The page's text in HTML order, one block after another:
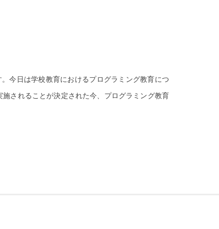
今日は学校教育におけるプログラミング教育につ
されることが決定された今、プログラミング教育